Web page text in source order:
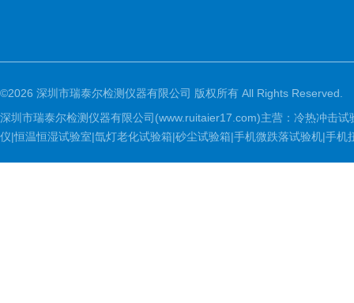
©2026 深圳市瑞泰尔检测仪器有限公司 版权所有 All Rights Reserved.
深圳市瑞泰尔检测仪器有限公司(www.ruitaier17.com)主营：冷热冲击
仪|恒温恒湿试验室|氙灯老化试验箱|砂尘试验箱|手机微跌落试验机|手机